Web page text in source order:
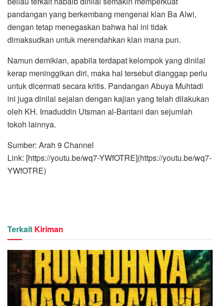
pandangan yang berkembang mengenai klan Ba Alwi,
dengan tetap menegaskan bahwa hal ini tidak
dimaksudkan untuk merendahkan klan mana pun.
Namun demikian, apabila terdapat kelompok yang dinilai
kerap meninggikan diri, maka hal tersebut dianggap perlu
untuk dicermati secara kritis. Pandangan Abuya Muhtadi
ini juga dinilai sejalan dengan kajian yang telah dilakukan
oleh KH. Imaduddin Utsman al-Bantani dan sejumlah
tokoh lainnya.
Sumber: Arah 9 Channel
Link: [https://youtu.be/wq7-YWfOTRE](https://youtu.be/wq7-
YWfOTRE)
Terkait Kiriman